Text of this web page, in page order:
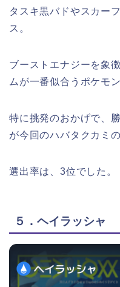
タスキ黒バドやスカー
ス。
ブーストエナジーを象
ムが一番似合うポケモ
特に挑発のおかげで、
が今回のハバタクカミ
選出率は、3位でした。
５．ヘイラッシャ